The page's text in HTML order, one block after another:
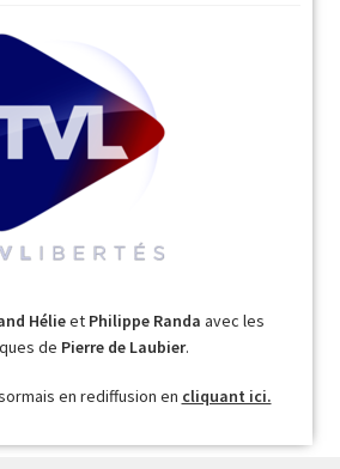
Hélieet Philippe Randa avec les
de Pierre de Laubier.
en rediffusion en cliquant ici.